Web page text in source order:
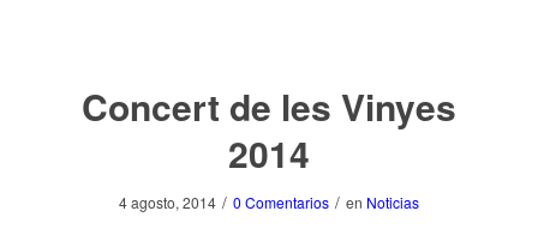
Concert de les Vinyes
2014
4 agosto, 2014 / 0 Comentarios / en Noticias